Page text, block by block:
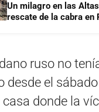
Un milagro en las
rescate de la cabra en
ruso no
desde el
casa donde la